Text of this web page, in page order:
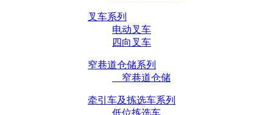
叉车系列
电动叉车
四向叉车
窄巷道仓储系列
窄巷道仓储
牵引车及拣选车系列
低位拣选车